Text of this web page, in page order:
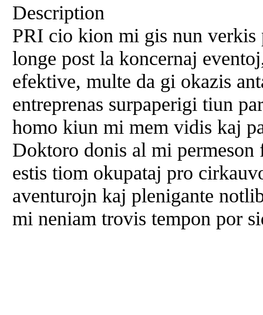
Description
PRI cio kion mi gis nun
longe post la koncernaj
efektive, multe da gi okazis
entreprenas surpaperigi tiun
homo kiun mi mem vidis kaj
Doktoro donis al mi
estis tiom okupataj pro
aventurojn kaj plenigante
mi neniam trovis tempon por